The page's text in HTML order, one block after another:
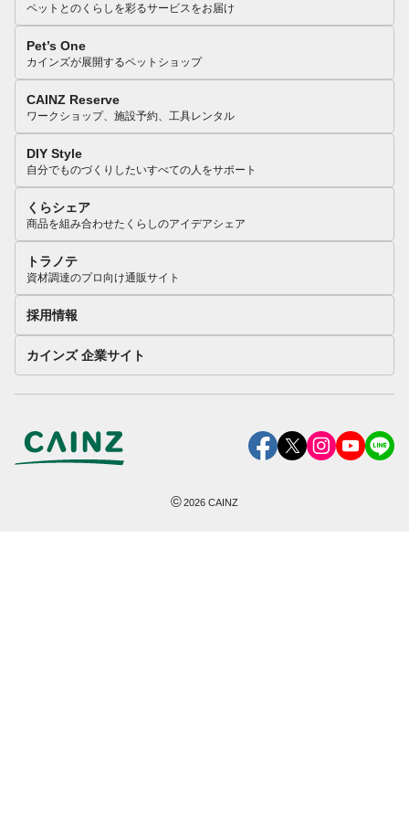
ペットとのくらしを彩るサービスをお届け
Pet’s One
カインズが展開するペットショップ
CAINZ Reserve
ワークショップ、施設予約、工具レンタル
DIY Style
自分でものづくりしたいすべての人をサポート
くらシェア
商品を組み合わせたくらしのアイデアシェア
トラノテ
資材調達のプロ向け通販サイト
採用情報
カインズ 企業サイト
©2026 CAINZ